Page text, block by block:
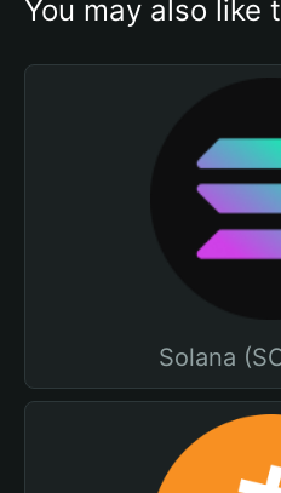
You may also like
Solana